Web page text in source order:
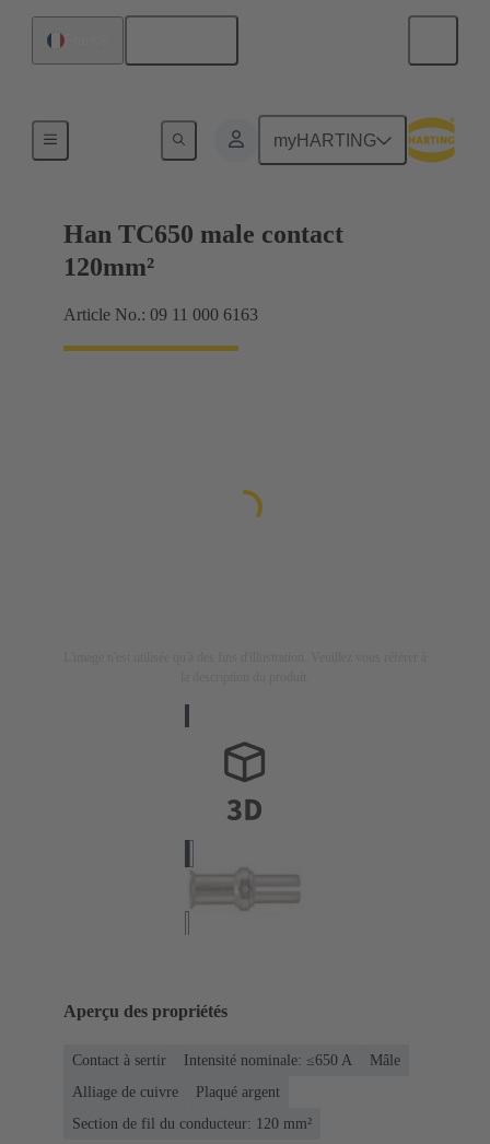
myHARTING
Han TC650 male contact
120mm²
Article No.: 09 11 000 6163
Aperçu des propriétés
Contact à sertir Intensité nominale: ≤650 A
Mâle
Alliage de cuivre
Plaqué argent
Section de fil du conducteur: 120 mm²